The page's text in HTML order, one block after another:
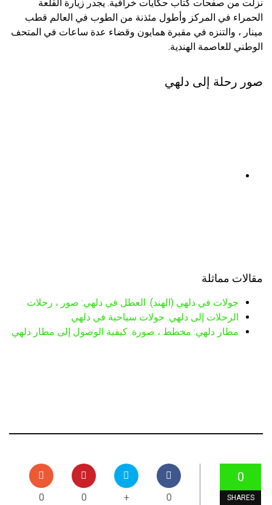
نزلت من صفحات كتاب حكايات خرافية. يجدر زيارة القلعة
الحمراء في المركز وأطول مئذنة من الطوب في العالم قطب
مينار ، والتنزه في مقبرة همايون وقضاء عدة ساعات في المتحف
الوطني للعاصمة الهندية.
صور رحلة إلى دلهي
مقالات مماثلة
جولات في دلهي (الهند). العطل في دلهي: صور ، رحلات
الرحلات إلى دلهي. جولات سياحية في دلهي
مطار دلهي: مخطط ، صورة. كيفية الوصول إلى مطار دلهي
0
SHARES
0
+
0
0